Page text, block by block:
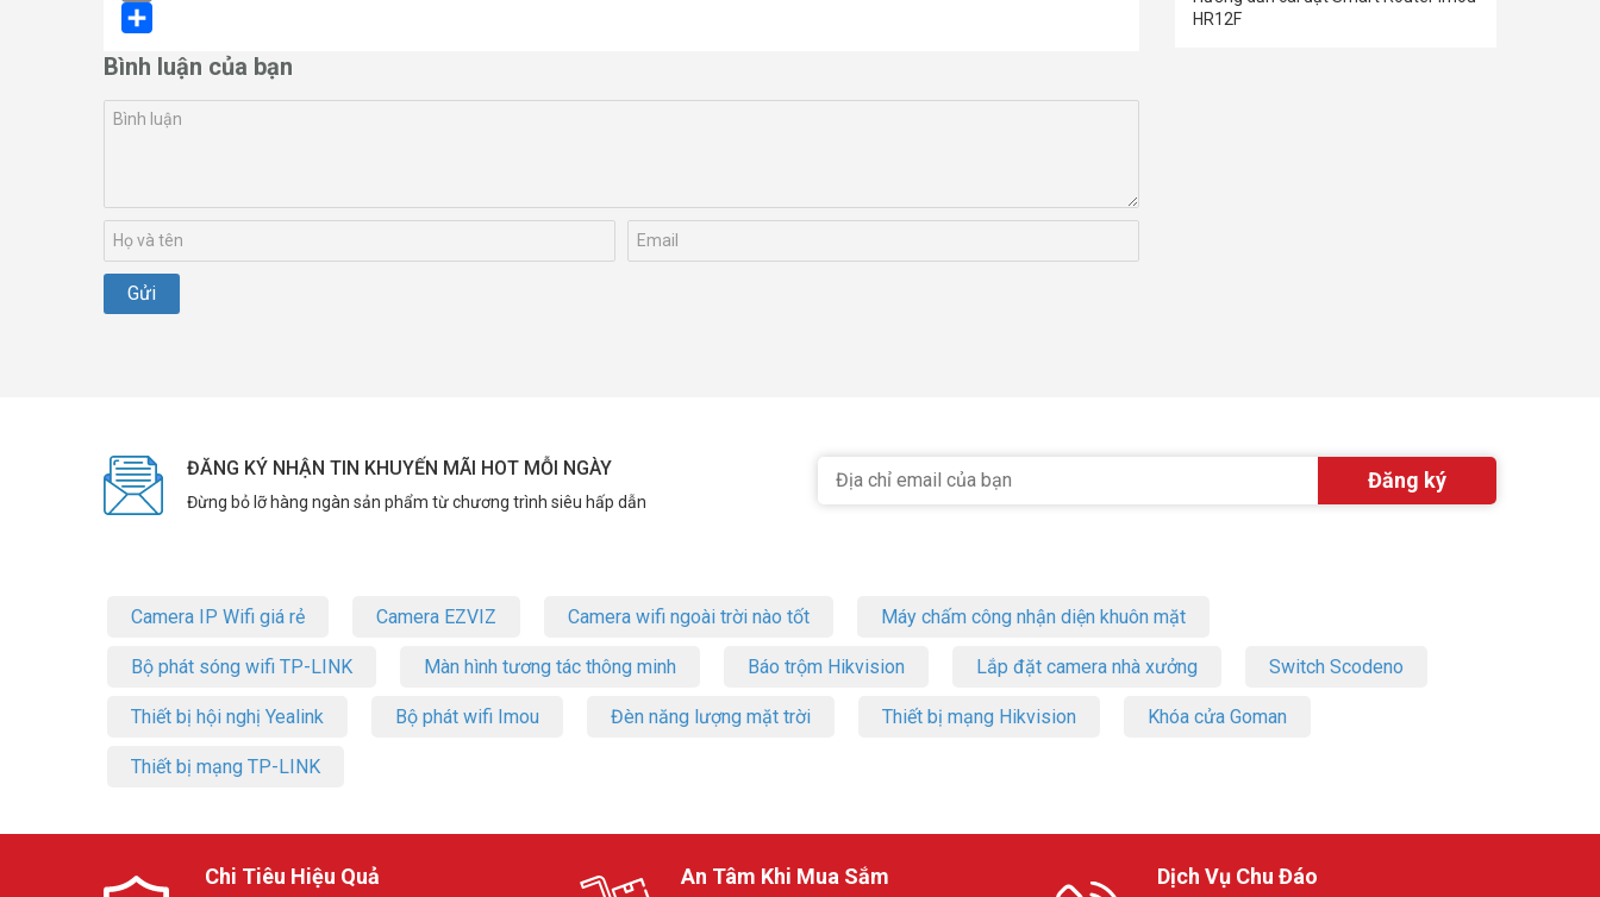
Email
Bình luận của bạn
HR12F
ĐĂNG KÝ NHẬN TIN KHUYẾN MÃI HOT MỖI NGÀY
Đừng bỏ lỡ hàng ngàn sản phẩm từ chương trình siêu hấp dẫn
Camera IP Wifi giá rẻ Camera EZVIZ Camera wifi ngoài trời nào tốt Máy chấm công nhận diện khuôn mặt
Bộ phát sóng wifi TP-LINK Màn hình tương tác thông minh Báo trộm Hikvision Lắp đặt camera nhà xưởng Switch Scodeno
Thiết bị hội nghị Yealink Bộ phát wifi Imou Đèn năng lượng mặt trời Thiết bị mạng Hikvision Khóa cửa Goman
Thiết bị mạng TP-LINK
Chi Tiêu Hiệu Quả An Tâm Khi Mua Sắm Dịch Vụ Chu Đáo